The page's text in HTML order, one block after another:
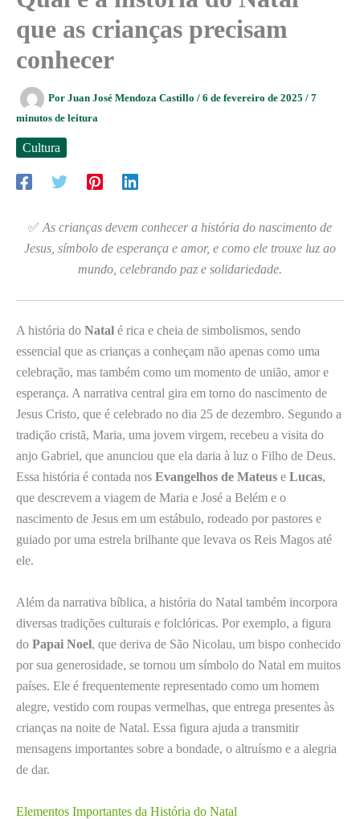
que as crianças precisam
conhecer
Por Juan José Mendoza Castillo / 6 de fevereiro de 2025 / 7
minutos de leitura
Cultura
✅ As crianças devem conhecer a história do nascimento de
Jesus, símbolo de esperança e amor, e como ele trouxe luz ao
mundo, celebrando paz e solidariedade.
A história do Natal é rica e cheia de simbolismos, sendo
essencial que as crianças a conheçam não apenas como uma
celebração, mas também como um momento de união, amor e
esperança. A narrativa central gira em torno do nascimento de
Jesus Cristo, que é celebrado no dia 25 de dezembro. Segundo a
tradição cristã, Maria, uma jovem virgem, recebeu a visita do
anjo Gabriel, que anunciou que ela daria à luz o Filho de Deus.
Essa história é contada nos Evangelhos de Mateus e Lucas,
que descrevem a viagem de Maria e José a Belém e o
nascimento de Jesus em um estábulo, rodeado por pastores e
guiado por uma estrela brilhante que levava os Reis Magos até
ele.
Além da narrativa bíblica, a história do Natal também incorpora
diversas tradições culturais e folclóricas. Por exemplo, a figura
do Papai Noel, que deriva de São Nicolau, um bispo conhecido
por sua generosidade, se tornou um símbolo do Natal em muitos
países. Ele é frequentemente representado como um homem
alegre, vestido com roupas vermelhas, que entrega presentes às
crianças na noite de Natal. Essa figura ajuda a transmitir
mensagens importantes sobre a bondade, o altruísmo e a alegria
de dar.
Elementos Importantes da História do Natal